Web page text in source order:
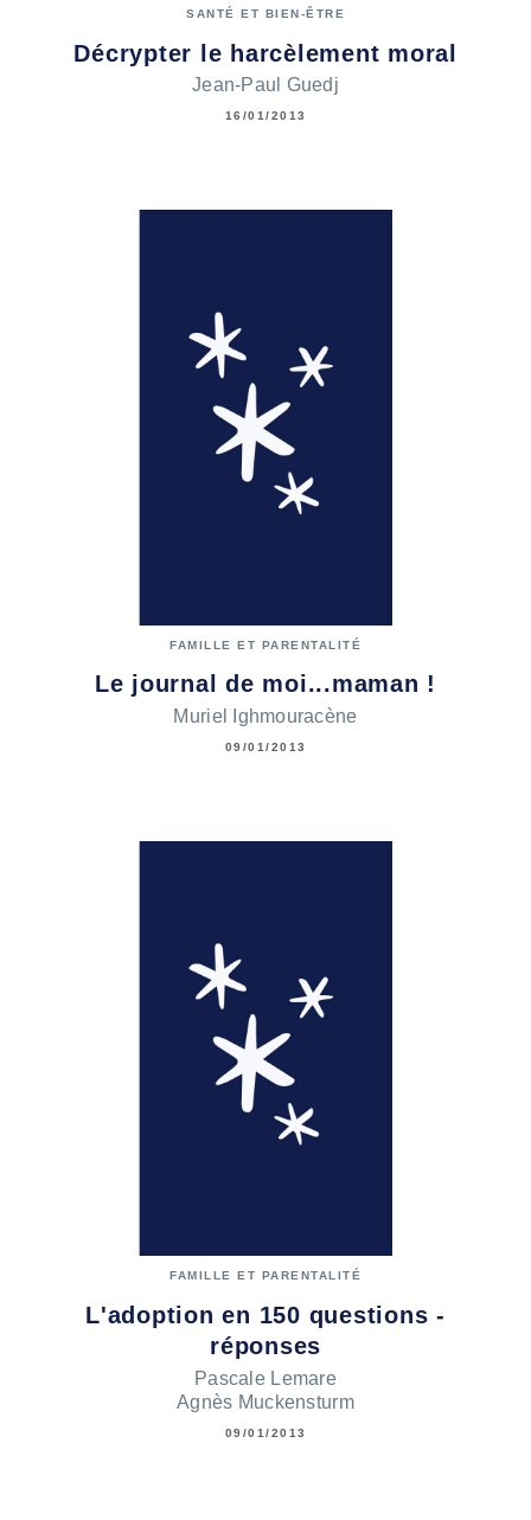
SANTÉ ET BIEN-ÊTRE
Décrypter le harcèlement moral
Jean-Paul Guedj
16/01/2013
FAMILLE ET PARENTALITÉ
Le journal de moi...maman !
Muriel Ighmouracène
09/01/2013
FAMILLE ET PARENTALITÉ
L'adoption en 150 questions -
réponses
Pascale Lemare
Agnès Muckensturm
09/01/2013